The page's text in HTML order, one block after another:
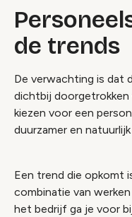
de trends
De verwachting is dat
dichtbij doorgetrokken
kiezen voor een
duurzamer en
Een trend die opkomt
combinatie van
het bedrijf ga je voor